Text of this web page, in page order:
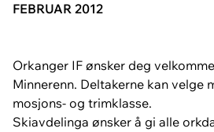
FEBRUAR 2012
Orkanger IF ønsker deg
Minnerenn. Deltakerne kan velge
mosjons- og trimklasse.
Skiavdelinga ønsker å gi alle